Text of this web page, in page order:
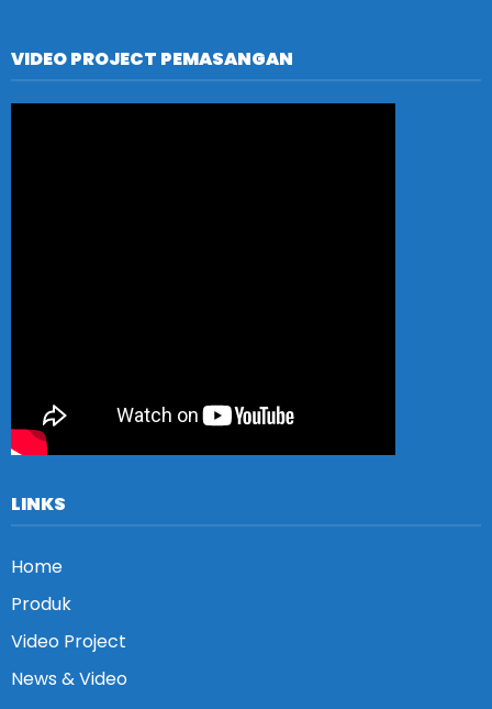
VIDEO PROJECT PEMASANGAN
LINKS
Home
Produk
Video Project
News & Video